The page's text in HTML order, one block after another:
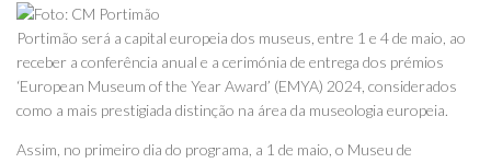
Portimão será a capital europeia dos museus, entre 1 e 4 de maio, ao
receber a conferência anual e a cerimónia de entrega dos prémios
‘European Museum of the Year Award’ (EMYA) 2024, considerados
como a mais prestigiada distinção na área da museologia europeia.
Assim, no primeiro dia do programa, a 1 de maio, o Museu de